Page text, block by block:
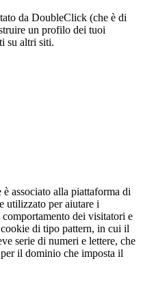
da DoubleClick (che è di
un profilo dei tuoi
su altri siti.
associato alla piattaforma di
utilizzato per aiutare i
dei visitatori e
di tipo pattern, in cui il
serie di numeri e lettere, che
il dominio che imposta il